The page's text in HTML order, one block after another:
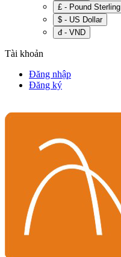
£ - Pound Sterling
$ - US Dollar
đ - VND
Tài khoản
Đăng nhập
Đăng ký